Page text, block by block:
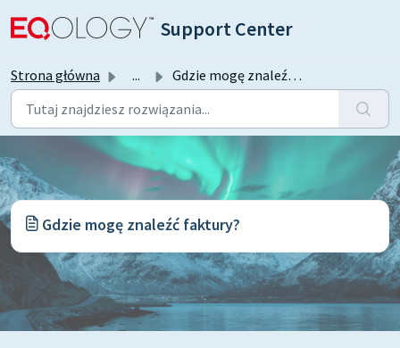
Support Center
Strona główna ... Gdzie mogę znaleźć faktury?
Gdzie mogę znaleźć faktury?